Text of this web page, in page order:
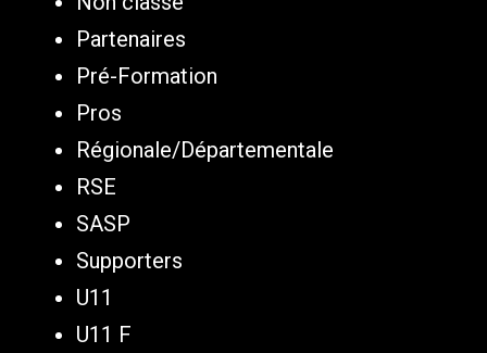
Partenaires
Pré-Formation
Pros
Régionale/Départementale
RSE
SASP
Supporters
U11
U11 F